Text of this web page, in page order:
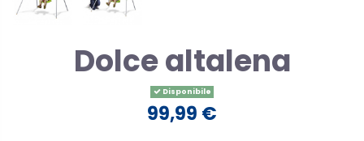
Dolce altalena
Disponibile
99,99 €